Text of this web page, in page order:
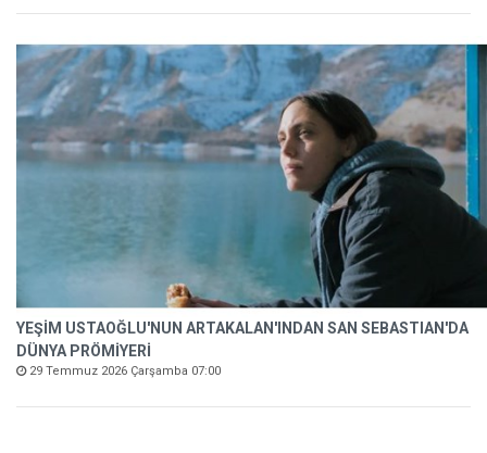
YEŞİM USTAOĞLU'NUN ARTAKALAN'INDAN SAN SEBASTIAN'DA
DÜNYA PRÖMİYERİ
29 Temmuz 2026 Çarşamba 07:00